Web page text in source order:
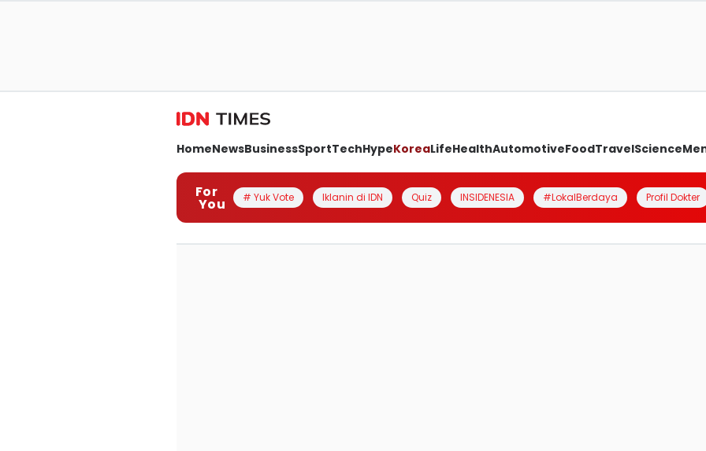
HomeNewsBusinessSportTechHypeKoreaLifeHealthAutomotiveFoodTravelScience
For
You # Yuk Vote Iklanin di IDN Quiz INSIDENESIA #LokalBerdaya Profil Dokter